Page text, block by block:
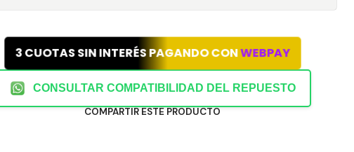
3 CUOTAS SIN INTERÉS PAGANDO CONWEBPAY
CONSULTAR COMPATIBILIDAD DEL REPUESTO
COMPARTIR ESTE PRODUCTO